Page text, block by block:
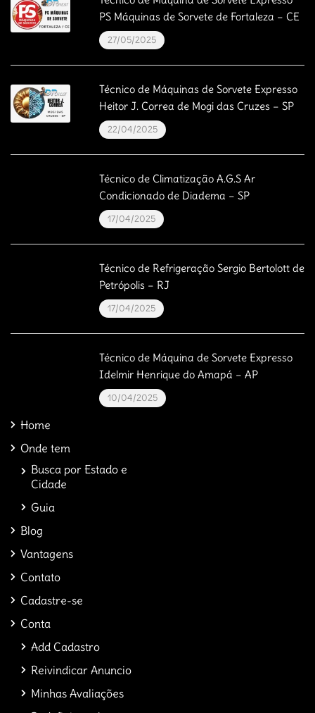
PS Máquinas de Sorvete de Fortaleza – CE
27/05/2025
Técnico de Máquinas de Sorvete Expresso
Heitor J. Correa de Mogi das Cruzes – SP
22/04/2025
Técnico de Climatização A.G.S Ar
Condicionado de Diadema – SP
17/04/2025
Técnico de Refrigeração Sergio Bertolott de
Petrópolis – RJ
17/04/2025
Técnico de Máquina de Sorvete Expresso
Idelmir Henrique do Amapá – AP
10/04/2025
Home
Onde tem
Busca por Estado e
Cidade
Guia
Blog
Vantagens
Contato
Cadastre-se
Conta
Add Cadastro
Reivindicar Anuncio
Minhas Avaliações